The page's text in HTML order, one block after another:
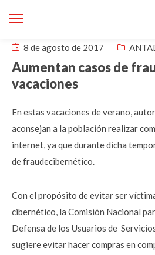
8 de agosto de 2017
Aumentan casos de
vacaciones
En estas vacaciones de verano,
aconsejan a la población realizar
internet, ya que durante dicha
de fraudecibernético.
Con el propósito de evitar ser
cibernético, la Comisión Nacional
Defensa de los Usuarios de
sugiere evitar hacer compras en